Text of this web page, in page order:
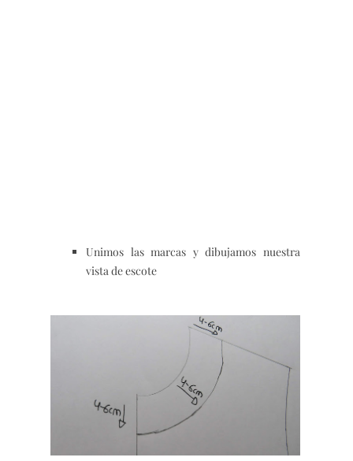
Unimos las marcas y dibujamos nuestra
vista de escote